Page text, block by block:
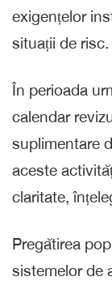
exigențelor
situații de risc.
În perioada
calendar
suplimentare
aceste
claritate,
Pregătirea
sistemelor de